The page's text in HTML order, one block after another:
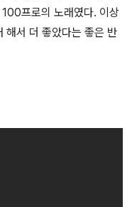
프로의 노래였다. 이상
해서 더 좋았다는 좋은 반